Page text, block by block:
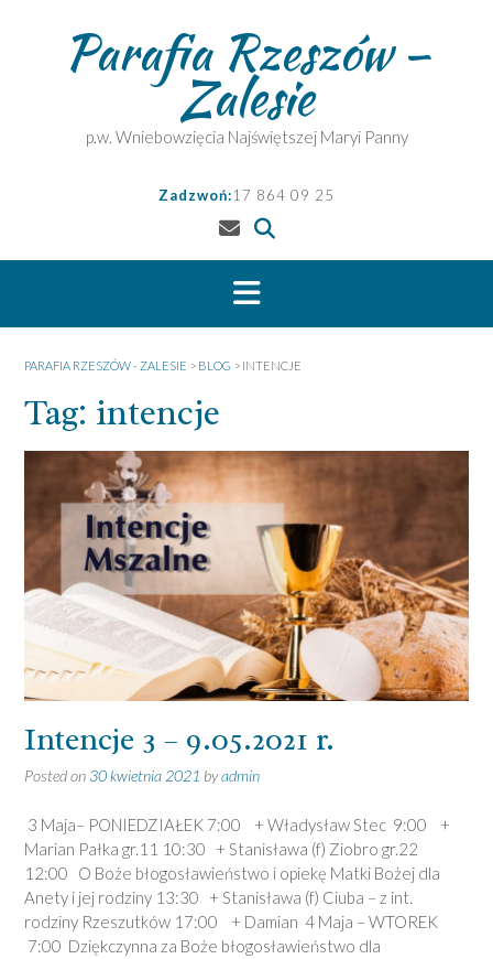
Parafia Rzeszów –
Zalesie
p.w. Wniebowzięcia Najświętszej Maryi Panny
Zadzwoń:17 864 09 25
PARAFIA RZESZÓW - ZALESIE > BLOG > INTENCJE
Tag: intencje
Intencje 3 – 9.05.2021 r.
Posted on 30 kwietnia 2021 byadmin
3 Maja– PONIEDZIAŁEK 7:00 + Władysław Stec 9:00 +
Marian Pałka gr.11 10:30 + Stanisława (f) Ziobro gr.22
12:00 O Boże błogosławieństwo i opiekę Matki Bożej dla
Anety i jej rodziny 13:30 + Stanisława (f) Ciuba – z int.
rodziny Rzeszutków 17:00 + Damian 4 Maja – WTOREK
7:00 Dziękczynna za Boże błogosławieństwo dla